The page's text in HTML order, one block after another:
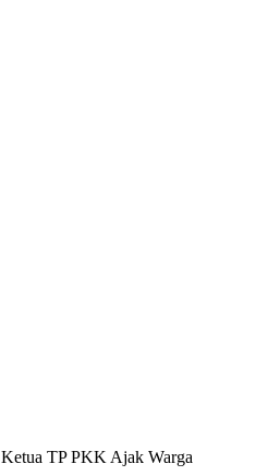
Ketua TP PKK Ajak Warga